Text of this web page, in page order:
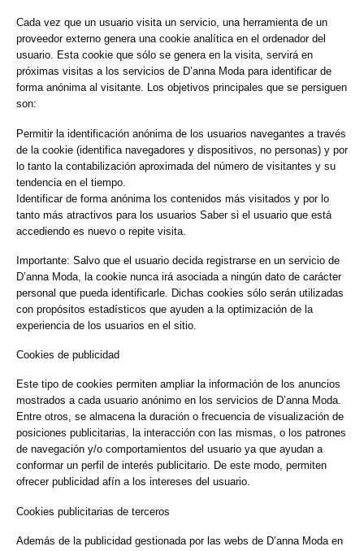
Cada vez que un usuario visita un servicio, una herramienta de un
proveedor externo genera una cookie analítica en el ordenador del
usuario. Esta cookie que sólo se genera en la visita, servirá en
próximas visitas a los servicios de D’anna Moda para identificar de
forma anónima al visitante. Los objetivos principales que se persiguen
son:
Permitir la identificación anónima de los usuarios navegantes a través
de la cookie (identifica navegadores y dispositivos, no personas) y por
lo tanto la contabilización aproximada del número de visitantes y su
tendencia en el tiempo.
Identificar de forma anónima los contenidos más visitados y por lo
tanto más atractivos para los usuarios Saber si el usuario que está
accediendo es nuevo o repite visita.
Importante: Salvo que el usuario decida registrarse en un servicio de
D’anna Moda, la cookie nunca irá asociada a ningún dato de carácter
personal que pueda identificarle. Dichas cookies sólo serán utilizadas
con propósitos estadísticos que ayuden a la optimización de la
experiencia de los usuarios en el sitio.
Cookies de publicidad
Este tipo de cookies permiten ampliar la información de los anuncios
mostrados a cada usuario anónimo en los servicios de D’anna Moda.
Entre otros, se almacena la duración o frecuencia de visualización de
posiciones publicitarias, la interacción con las mismas, o los patrones
de navegación y/o comportamientos del usuario ya que ayudan a
conformar un perfil de interés publicitario. De este modo, permiten
ofrecer publicidad afín a los intereses del usuario.
Cookies publicitarias de terceros
Además de la publicidad gestionada por las webs de D’anna Moda en